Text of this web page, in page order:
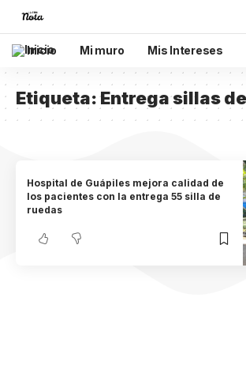
Inicio Mi muro Mis Intereses
Etiqueta:Entrega sillas
Hospital de Guápiles mejora calidad de
los pacientes con la entrega 55 silla de
ruedas